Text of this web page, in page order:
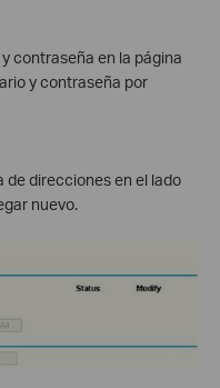
contraseña en la página
y contraseña por
de direcciones en el lado
nuevo.